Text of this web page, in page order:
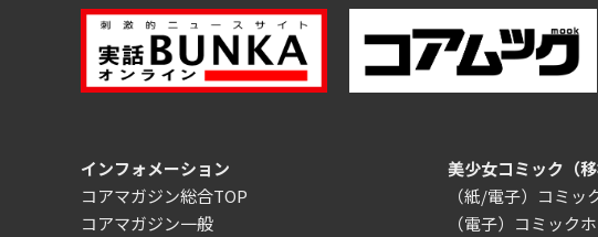
インフォメーション
コアマガジン総合TOP
コアマガジン一般
美少女コミック（移
（紙/電子）コミッ
（電子）コミック